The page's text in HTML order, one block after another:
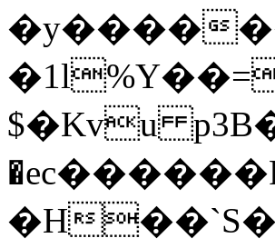
�y����
$�Kvu
�H